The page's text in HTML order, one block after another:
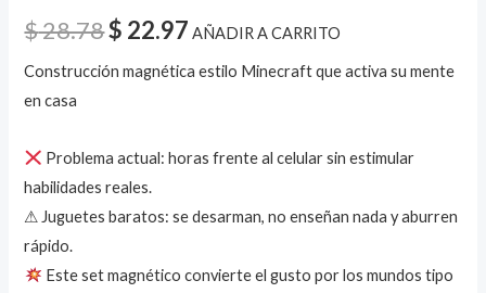
con5.00de
5 en base
de un
$28.78$ 22.97 AÑADIR A CARRITO
Construcción magnética estilo Minecraft que activa su mente
en casa
Problema actual: horas frente al celular sin estimular
habilidades reales.
⚠ Juguetes baratos: se desarman, no enseñan nada y aburren
rápido.
Este set magnético convierte el gusto por los mundos tipo